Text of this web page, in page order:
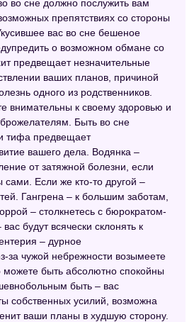
во сне должно послужить вам
препятствиях со стороны
вас во сне бешеное
о возможном обмане со
предвещает незначительные
ваших планов, причиной
одного из родственников.
внимательны к своему здоровью и
Быть во сне
тифа предвещает
вашего дела. Водянка –
от затяжной болезни, если
Если же кто-то другой –
Гангрена – к большим заботам,
– столкнетесь с бюрократом-
будут всячески склонять к
– дурное
за чужой небрежности возымеете
можете быть абсолютно спокойны
быть – вас
собственных усилий, возможна
ваши планы в худшую сторону.